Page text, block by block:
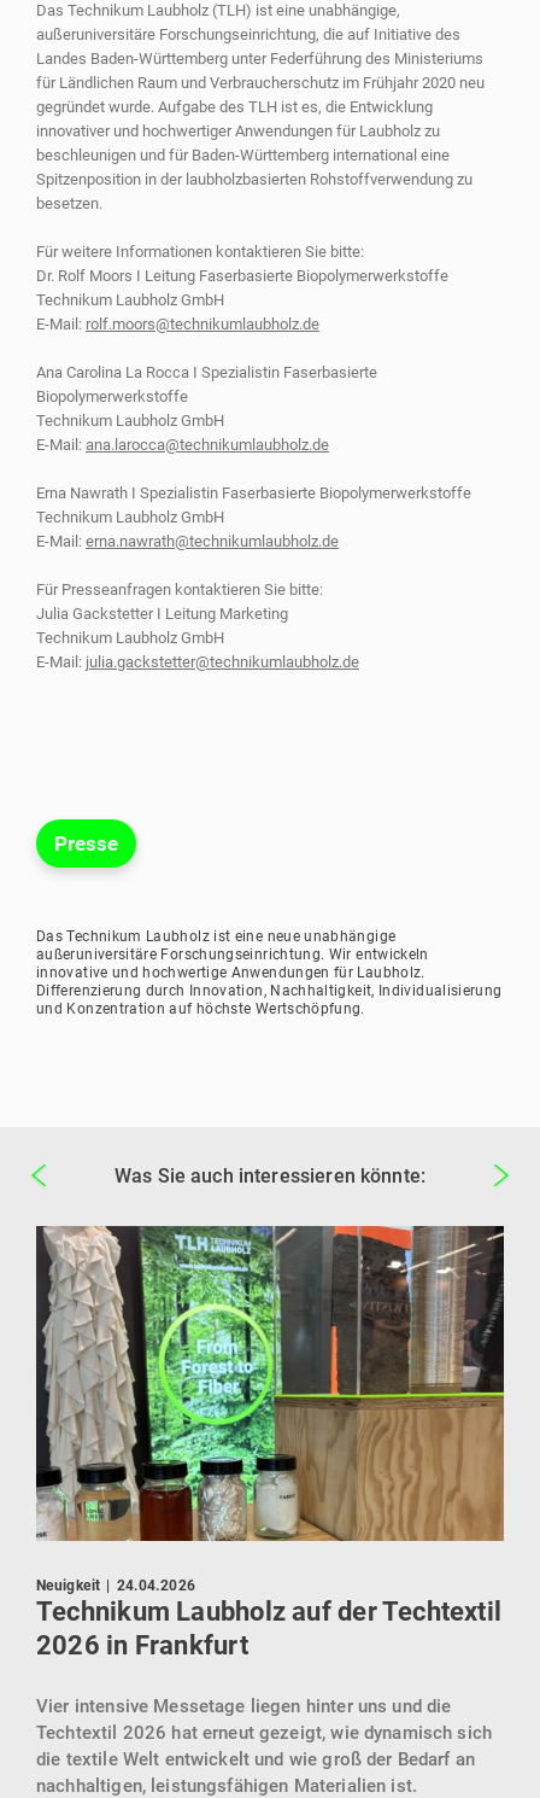
Das Technikum Laubholz (TLH) ist eine unabhängige,
außeruniversitäre Forschungseinrichtung, die auf Initiative des
Landes Baden-Württemberg unter Federführung des Ministeriums
für Ländlichen Raum und Verbraucherschutz im Frühjahr 2020 neu
gegründet wurde. Aufgabe des TLH ist es, die Entwicklung
innovativer und hochwertiger Anwendungen für Laubholz zu
beschleunigen und für Baden-Württemberg international eine
Spitzenposition in der laubholzbasierten Rohstoffverwendung zu
besetzen.
Für weitere Informationen kontaktieren Sie bitte:
Dr. Rolf Moors I Leitung Faserbasierte Biopolymerwerkstoffe
Technikum Laubholz GmbH
E-Mail: rolf.moors@technikumlaubholz.de
Ana Carolina La Rocca I Spezialistin Faserbasierte
Biopolymerwerkstoffe
Technikum Laubholz GmbH
E-Mail: ana.larocca@technikumlaubholz.de
Erna Nawrath I Spezialistin Faserbasierte Biopolymerwerkstoffe
Technikum Laubholz GmbH
E-Mail: erna.nawrath@technikumlaubholz.de
Für Presseanfragen kontaktieren Sie bitte:
Julia Gackstetter I Leitung Marketing
Technikum Laubholz GmbH
E-Mail: julia.gackstetter@technikumlaubholz.de
Presse
Das Technikum Laubholz ist eine neue unabhängige
außeruniversitäre Forschungseinrichtung. Wir entwickeln
innovative und hochwertige Anwendungen für Laubholz.
Differenzierung durch Innovation, Nachhaltigkeit, Individualisierung
und Konzentration auf höchste Wertschöpfung.
Was Sie auch interessieren könnte:
Neuigkeit | 24.04.2026
Technikum Laubholz auf der Techtextil
2026 in Frankfurt
Vier intensive Messetage liegen hinter uns und die
Techtextil 2026 hat erneut gezeigt, wie dynamisch sich
die textile Welt entwickelt und wie groß der Bedarf an
nachhaltigen, leistungsfähigen Materialien ist.